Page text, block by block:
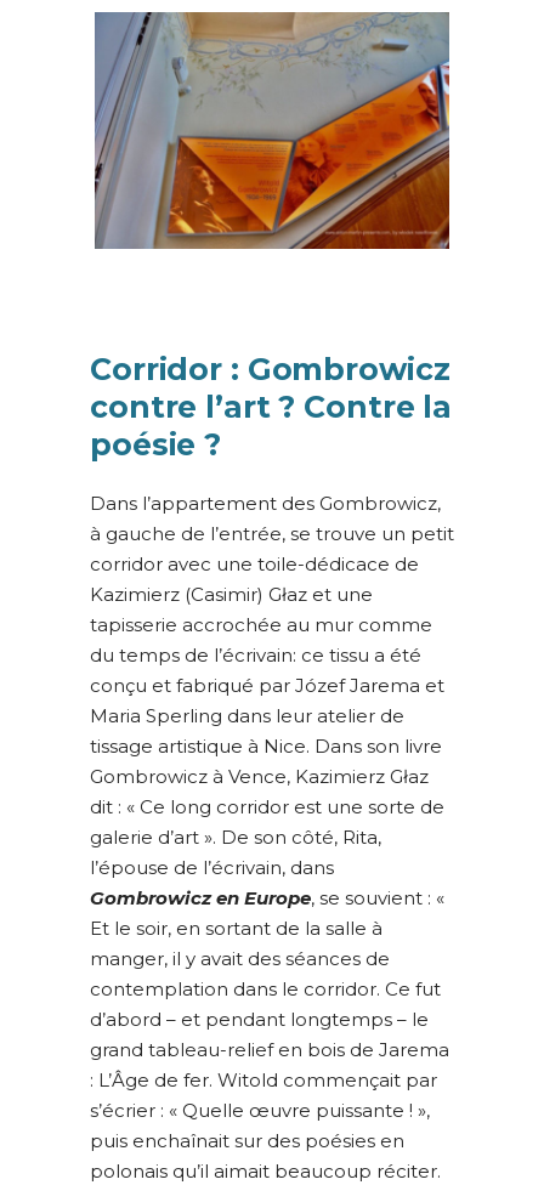
Corridor : Gombrowicz
contre l’art ? Contre la
poésie ?
Dans l’appartement des Gombrowicz,
à gauche de l’entrée, se trouve un petit
corridor avec une toile-dédicace de
Kazimierz (Casimir) Głaz et une
tapisserie accrochée au mur comme
du temps de l’écrivain: ce tissu a été
conçu et fabriqué par Józef Jarema et
Maria Sperling dans leur atelier de
tissage artistique à Nice. Dans son livre
Gombrowicz à Vence, Kazimierz Głaz
dit : « Ce long corridor est une sorte de
galerie d’art ». De son côté, Rita,
l’épouse de l’écrivain, dans
Gombrowicz en Europe, se souvient : «
Et le soir, en sortant de la salle à
manger, il y avait des séances de
contemplation dans le corridor. Ce fut
d’abord – et pendant longtemps – le
grand tableau-relief en bois de Jarema
: L’Âge de fer. Witold commençait par
s’écrier : « Quelle œuvre puissante ! »,
puis enchaînait sur des poésies en
polonais qu’il aimait beaucoup réciter.